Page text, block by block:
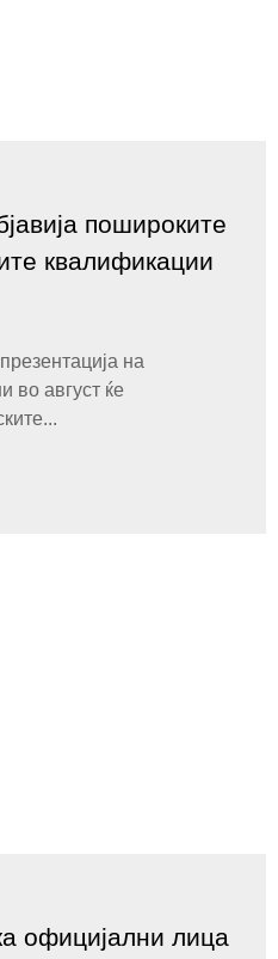
пошироките
квалификации
на
во август ќе
официјални лица